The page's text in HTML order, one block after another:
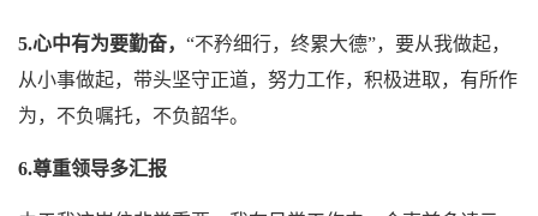
5.心中有为要勤奋， “不矜细行，终累大德”，要从我做起，
从小事做起，带头坚守正道，努力工作，积极进取，有所作
为，不负嘱托，不负韶华。
6.尊重领导多汇报